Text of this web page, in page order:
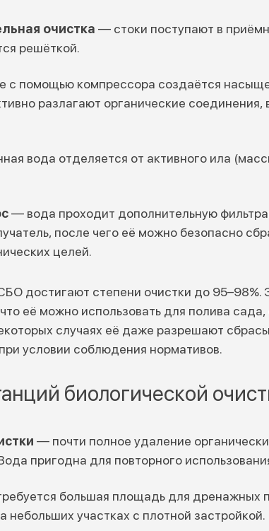
очистка — стоки поступают в
решёткой.
с помощью компрессора создаётся
разлагают органические
вода отделяется от активного ила
— вода проходит дополнительную
после чего её можно безопасно
целей.
достигают степени очистки до 95–98%.
её можно использовать для полива
случаях её даже разрешают
условии соблюдения нормативов.
биологической
— почти полное удаление
пригодна для повторного
большая площадь для дренажных
небольших участках с плотной застройкой.